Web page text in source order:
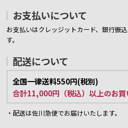
お支払いについて
お支払いはクレッジットカード、銀行振
す。
配送について
全国一律送料550円(税別)
合計11,000円（税込）以上のお買
・配送は佐川急便でお届けいたします。